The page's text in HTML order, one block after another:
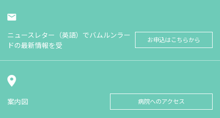
ニュースレター（英語）でバムルンラー
ドの最新情報を受
お申込はこちらから
案内図 病院へのアクセス